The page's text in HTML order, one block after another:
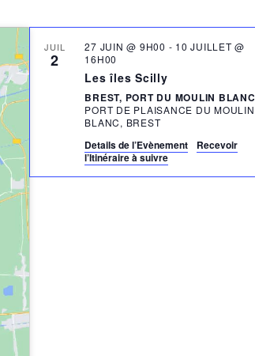
JUIL
2
Les îles Scilly
27 JUIN @ 9H00 - 10 JUILLET @
16H00
BREST, PORT DU MOULIN BLANC
PORT DE PLAISANCE DU MOULIN
BLANC, BREST
Details de l’Evènement
Recevoir
l’Itinéraire à suivre